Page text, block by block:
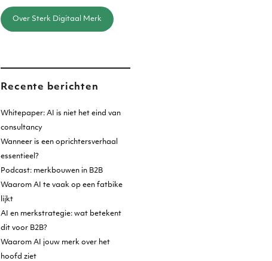
Over Sterk Digitaal Merk
Recente berichten
Whitepaper: AI is niet het eind van
consultancy
Wanneer is een oprichtersverhaal
essentieel?
Podcast: merkbouwen in B2B
Waarom AI te vaak op een fatbike
lijkt
AI en merkstrategie: wat betekent
dit voor B2B?
Waarom AI jouw merk over het
hoofd ziet